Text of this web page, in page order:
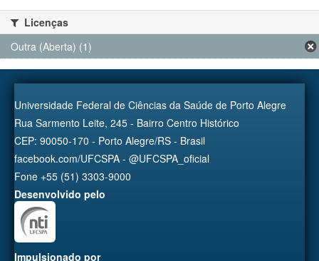
Licenças
Outra (Aberta) (1)
Universidade Federal de Ciências da Saúde de Porto Alegre
Rua Sarmento Leite, 245 - Bairro Centro Histórico
CEP: 90050-170 - Porto Alegre/RS - Brasil
facebook.com/UFCSPA - @UFCSPA_oficial
Fone +55 (51) 3303-9000
Desenvolvido pelo
Impulsionado por